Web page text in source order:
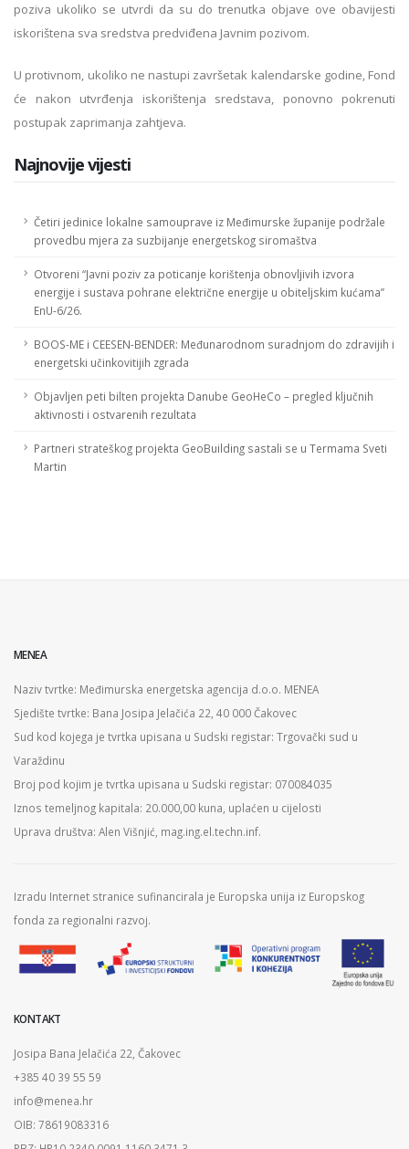
poziva ukoliko se utvrdi da su do trenutka objave ove obavijesti
iskorištena sva sredstva predviđena Javnim pozivom.
U protivnom, ukoliko ne nastupi završetak kalendarske godine, Fond
će nakon utvrđenja iskorištenja sredstava, ponovno pokrenuti
postupak zaprimanja zahtjeva.
Najnovije vijesti
Četiri jedinice lokalne samouprave iz Međimurske županije podržale
provedbu mjera za suzbijanje energetskog siromaštva
Otvoreni “Javni poziv za poticanje korištenja obnovljivih izvora
energije i sustava pohrane električne energije u obiteljskim kućama”
EnU-6/26.
BOOS-ME i CEESEN-BENDER: Međunarodnom suradnjom do zdravijih i
energetski učinkovitijih zgrada
Objavljen peti bilten projekta Danube GeoHeCo – pregled ključnih
aktivnosti i ostvarenih rezultata
Partneri strateškog projekta GeoBuilding sastali se u Termama Sveti
Martin
MENEA
Naziv tvrtke: Međimurska energetska agencija d.o.o. MENEA
Sjedište tvrtke: Bana Josipa Jelačića 22, 40 000 Čakovec
Sud kod kojega je tvrtka upisana u Sudski registar: Trgovački sud u
Varaždinu
Broj pod kojim je tvrtka upisana u Sudski registar: 070084035
Iznos temeljnog kapitala: 20.000,00 kuna, uplaćen u cijelosti
Uprava društva: Alen Višnjić, mag.ing.el.techn.inf.
Izradu Internet stranice sufinancirala je Europska unija iz Europskog
fonda za regionalni razvoj.
KONTAKT
Josipa Bana Jelačića 22, Čakovec
+385 40 39 55 59
info@menea.hr
OIB: 78619083316